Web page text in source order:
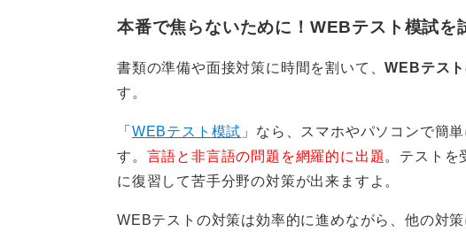
本番で焦らないために！WEBテスト模試を
書類の準備や面接対策に時間を割いて、WEBテス
す。
「 WEBテスト模試 」なら、スマホやパソコンで簡
す。 言語と非言語の問題を網羅的に出題 。テストを
に復習して苦手分野の対策が出来ますよ。
WEBテストの対策は効率的に進めながら、他の対